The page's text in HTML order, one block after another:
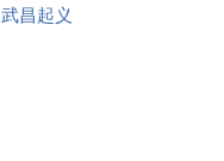
武昌起义